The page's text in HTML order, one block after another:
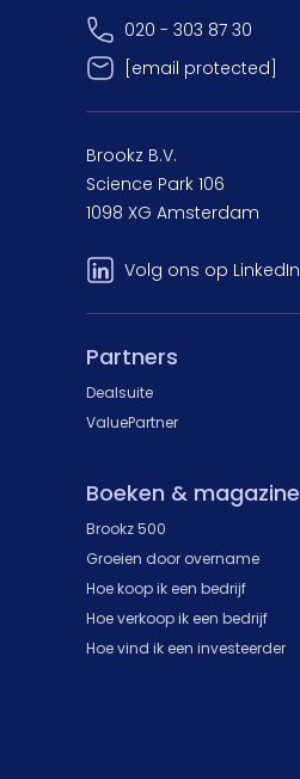
020 - 303 87 30
[email protected]
Brookz B.V.
Science Park 106
1098 XG Amsterdam
Volg ons op LinkedIn
Partners
Dealsuite
ValuePartner
Boeken & magazine
Brookz 500
Groeien door overname
Hoe koop ik een bedrijf
Hoe verkoop ik een bedrijf
Hoe vind ik een investeerder